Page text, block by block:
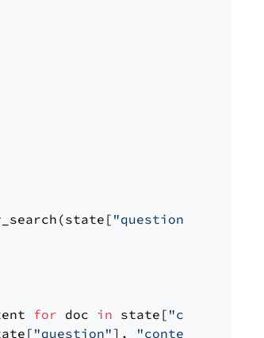
"question"
for doc in state[ "context"
"question"], "context"